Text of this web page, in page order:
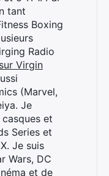
tant
Boxing
Radio
Virgin
(Marvel,
Je
et
Series et
Je suis
Wars, DC
et de